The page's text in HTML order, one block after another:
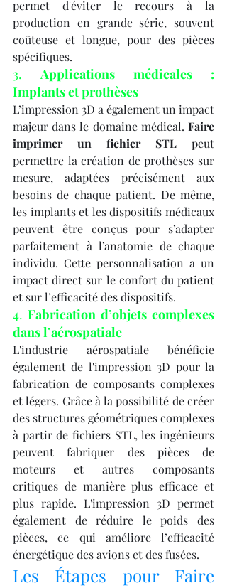
permet d'éviter le recours à la
production en grande série, souvent
coûteuse et longue, pour des pièces
spécifiques.
3. Applications médicales :
Implants et prothèses
L’impression 3D a également un impact
majeur dans le domaine médical. Faire
imprimer un fichier STL peut
permettre la création de prothèses sur
mesure, adaptées précisément aux
besoins de chaque patient. De même,
les implants et les dispositifs médicaux
peuvent être conçus pour s’adapter
parfaitement à l’anatomie de chaque
individu. Cette personnalisation a un
impact direct sur le confort du patient
et sur l’efficacité des dispositifs.
4. Fabrication d’objets complexes
dans l’aérospatiale
L'industrie aérospatiale bénéficie
également de l'impression 3D pour la
fabrication de composants complexes
et légers. Grâce à la possibilité de créer
des structures géométriques complexes
à partir de fichiers STL, les ingénieurs
peuvent fabriquer des pièces de
moteurs et autres composants
critiques de manière plus efficace et
plus rapide. L'impression 3D permet
également de réduire le poids des
pièces, ce qui améliore l’efficacité
énergétique des avions et des fusées.
Les Étapes pour Faire